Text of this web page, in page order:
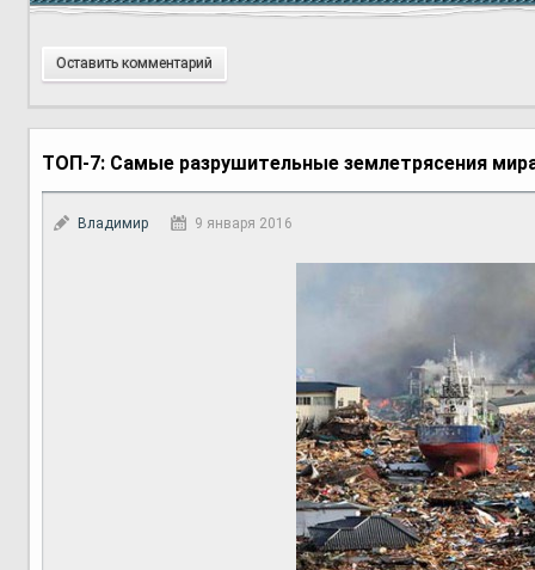
Оставить комментарий
ТОП-7: Самые разрушительные землетрясения
Владимир 9 января 2016